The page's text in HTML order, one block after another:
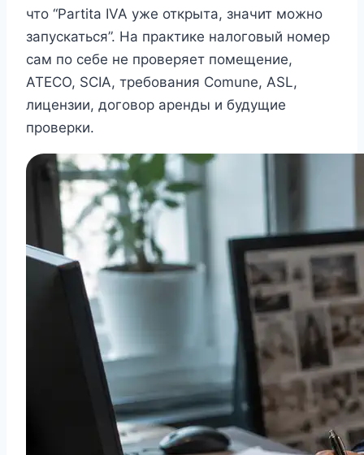
что “Partita IVA уже открыта, значит можно
запускаться”. На практике налоговый номер
сам по себе не проверяет помещение,
ATECO, SCIA, требования Comune, ASL,
лицензии, договор аренды и будущие
проверки.